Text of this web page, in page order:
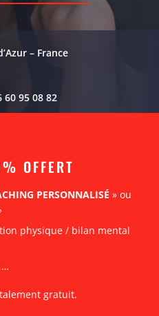
– France
60 95 08 82
OFFERT
PERSONNALISÉ » ou
physique / bilan mental
…
gratuit.